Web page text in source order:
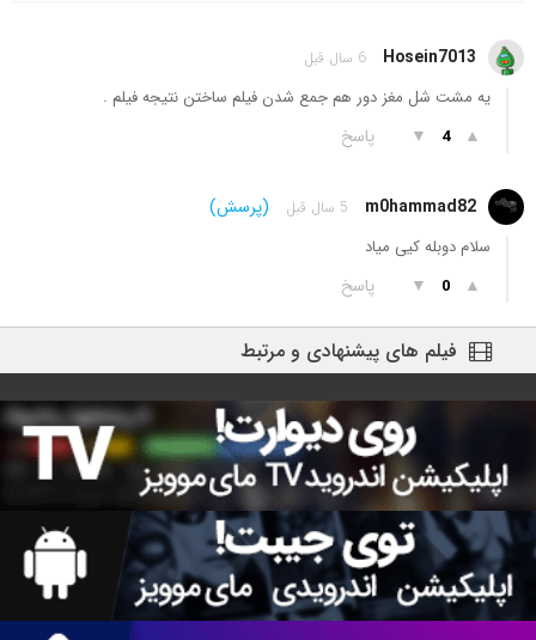
Hosein7013 6 سال قبل
یه مشت شل مغز دور هم جمع شدن فیلم ساختن نتیجه فیلم .
▲
4
▼ پاسخ
m0hammad82 5 سال قبل (پرسش)
سلام دوبله کیی میاد
▲
0
▼ پاسخ
فیلم های پیشنهادی و مرتبط